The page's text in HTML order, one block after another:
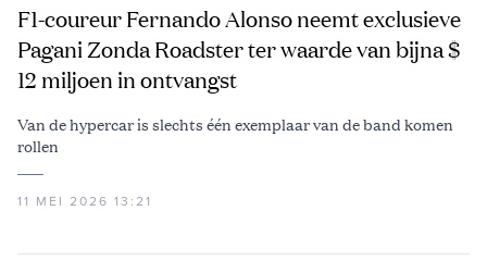
F1-coureur Fernando Alonso neemt exclusieve
Pagani Zonda Roadster ter waarde van bijna $
12 miljoen in ontvangst
Van de hypercar is slechts één exemplaar van de band komen
rollen
11 MEI 2026 13:21